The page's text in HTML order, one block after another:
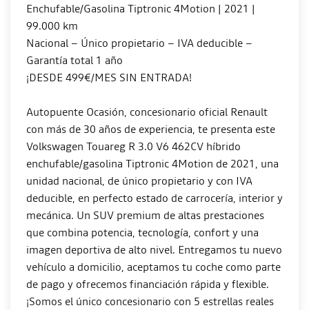
Enchufable/Gasolina Tiptronic 4Motion | 2021 |
99.000 km
Nacional – Único propietario – IVA deducible –
Garantía total 1 año
¡DESDE 499€/MES SIN ENTRADA!
Autopuente Ocasión, concesionario oficial Renault
con más de 30 años de experiencia, te presenta este
Volkswagen Touareg R 3.0 V6 462CV híbrido
enchufable/gasolina Tiptronic 4Motion de 2021, una
unidad nacional, de único propietario y con IVA
deducible, en perfecto estado de carrocería, interior y
mecánica. Un SUV premium de altas prestaciones
que combina potencia, tecnología, confort y una
imagen deportiva de alto nivel. Entregamos tu nuevo
vehículo a domicilio, aceptamos tu coche como parte
de pago y ofrecemos financiación rápida y flexible.
¡Somos el único concesionario con 5 estrellas reales